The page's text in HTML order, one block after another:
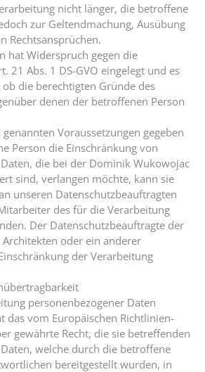
nicht länger, die betroffene
zur Geltendmachung, Ausübung
Rechtsansprüchen.
hat Widerspruch gegen die
21 Abs. 1 DS-GVO eingelegt und es
die berechtigten Gründe des
denen der betroffenen Person
Voraussetzungen gegeben
Person die Einschränkung von
die bei der Dominik Wukowojac
sind, verlangen möchte, kann sie
unseren Datenschutzbeauftragten
des für die Verarbeitung
Der Datenschutzbeauftragte der
oder ein anderer
der Verarbeitung
personenbezogener Daten
das vom Europäischen Richtlinien-
gewährte Recht, die sie betreffenden
welche durch die betroffene
bereitgestellt wurden, in